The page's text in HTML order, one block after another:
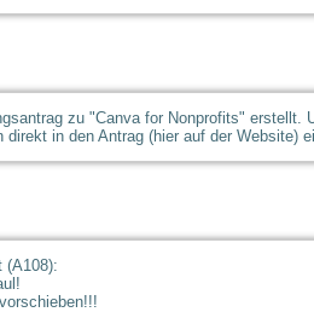
zu "Canva for Nonprofits" erstellt.
in den Antrag (hier auf der Website)
(A108):